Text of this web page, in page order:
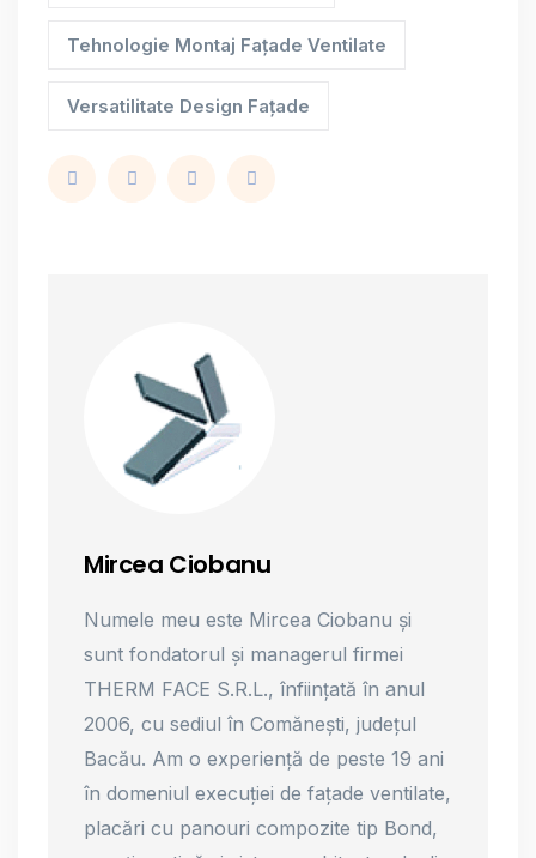
Tehnologie Montaj Fațade Ventilate
Versatilitate Design Fațade
Mircea Ciobanu
Numele meu este Mircea Ciobanu și
sunt fondatorul și managerul firmei
THERM FACE S.R.L., înființată în anul
2006, cu sediul în Comănești, județul
Bacău. Am o experiență de peste 19 ani
în domeniul execuției de fațade ventilate,
placări cu panouri compozite tip Bond,